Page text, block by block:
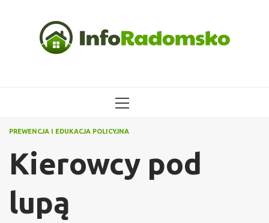
MENU
PREWENCJA I EDUKACJA POLICYJNA
Kierowcy pod
lupą